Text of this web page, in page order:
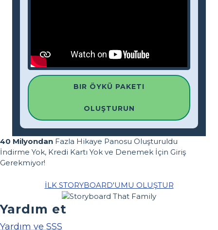
BIR ÖYKÜ PAKETI
OLUŞTURUN
40 Milyondan Fazla Hikaye Panosu Oluşturuldu
İndirme Yok, Kredi Kartı Yok ve Denemek İçin Giriş
Gerekmiyor!
İLK STORYBOARD'UMU OLUŞTUR
Yardım et
Yardım ve SSS